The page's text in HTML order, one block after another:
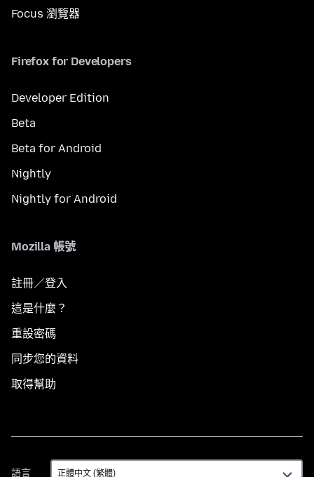
Focus 瀏覽器
Firefox for Developers
Developer Edition
Beta
Beta for Android
Nightly
Nightly for Android
Mozilla 帳號
註冊／登入
這是什麼？
重設密碼
同步您的資料
取得幫助
語言
語